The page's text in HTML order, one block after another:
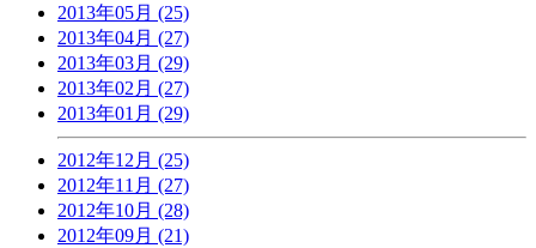
2013年05月 (25)
2013年04月 (27)
2013年03月 (29)
2013年02月 (27)
2013年01月 (29)
2012年12月 (25)
2012年11月 (27)
2012年10月 (28)
2012年09月 (21)